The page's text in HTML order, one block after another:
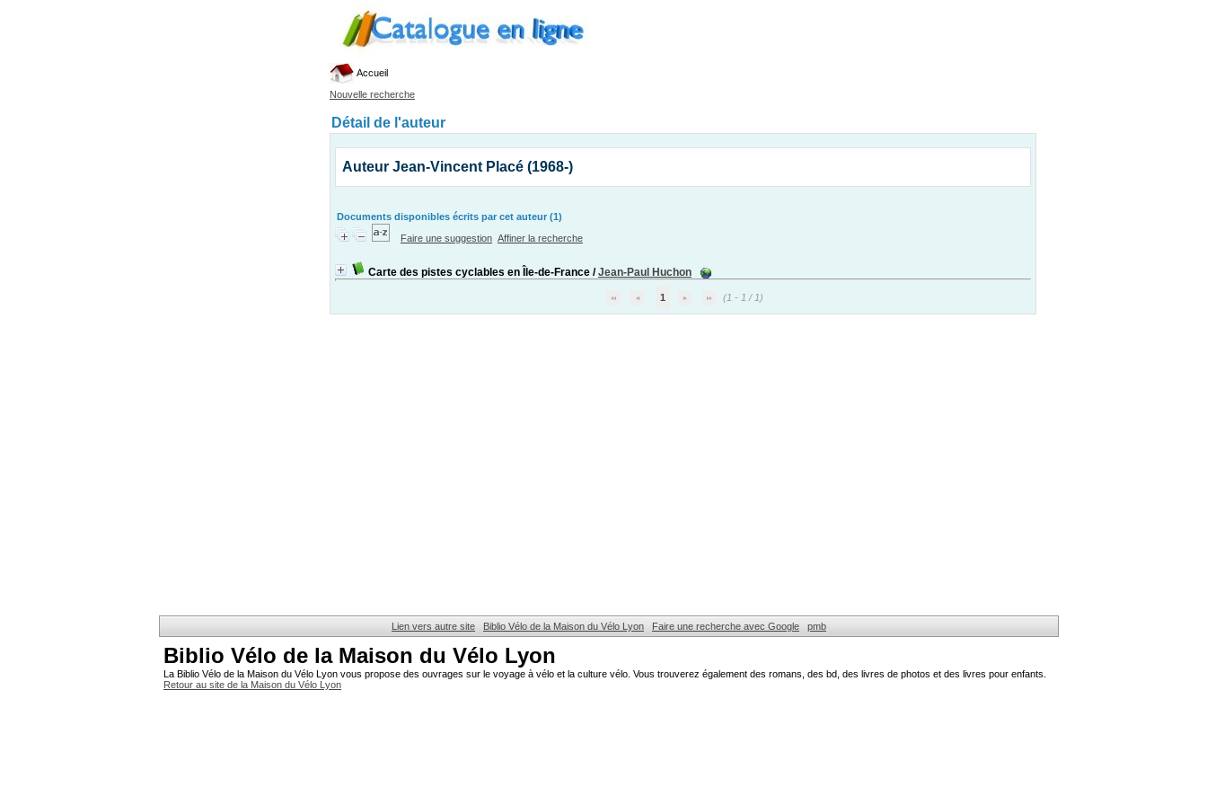
Accueil
Nouvelle recherche
Détail de l'auteur
Auteur Jean-Vincent Placé (1968-)
Documents disponibles écrits par cet auteur (1)
Faire une suggestion Affiner la recherche
Carte des pistes cyclables en Île-de-France /Jean-Paul Huchon
1 (1 - 1 / 1)
Lien vers autre site Biblio Vélo de la Maison du Vélo Lyon Faire une recherche avec Google pmb
Biblio Vélo de la Maison du Vélo Lyon
La Biblio Vélo de la Maison du Vélo Lyon vous propose des ouvrages sur le voyage à vélo et la culture vélo. Vous trouverez également des romans, des bd, des livres de photos et des livres pour enfants.
Retour au site de la Maison du Vélo Lyon